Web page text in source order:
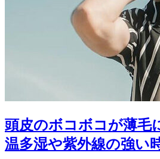
頭皮のボコボコが薄毛
温多湿や紫外線の強い